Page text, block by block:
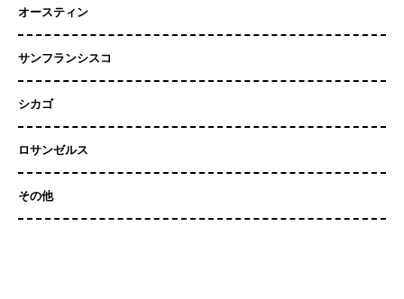
オースティン
サンフランシスコ
シカゴ
ロサンゼルス
その他